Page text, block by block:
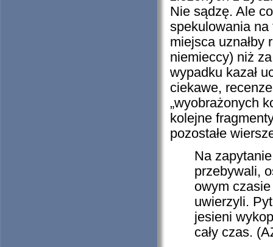
Nie sądzę. Ale
spekulowania
miejsca
niemieccy) niż
wypadku kazał
ciekawe,
„wyobrażonych
kolejne
pozostałe
Na
przebywali,
owym
uwierzyli.
jesieni
cały czas.